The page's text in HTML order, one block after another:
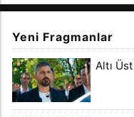
Yeni Fragmanlar
Altı